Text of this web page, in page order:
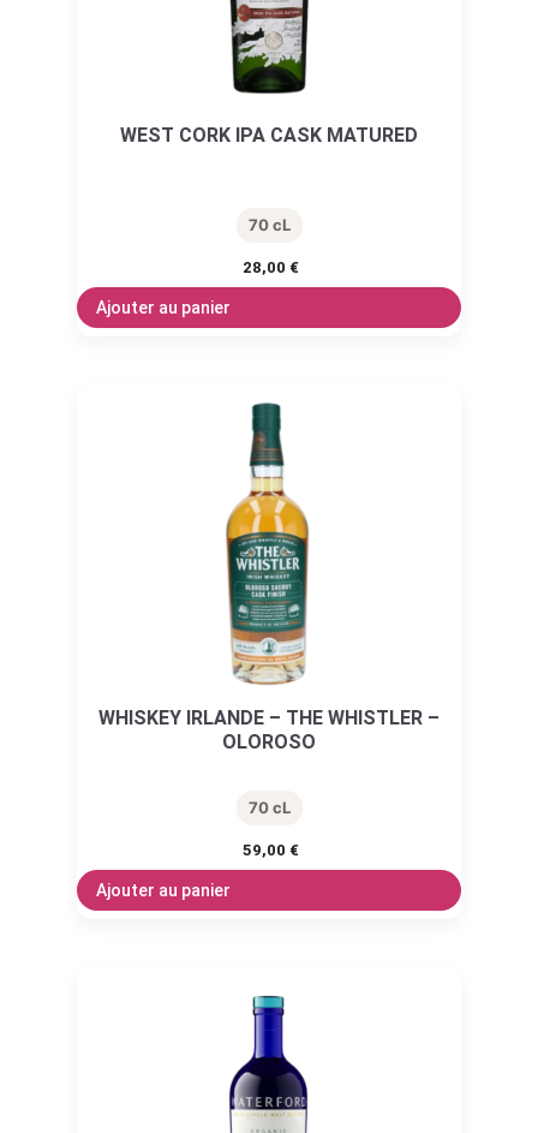
WEST CORK IPA CASK MATURED
70 cL
28,00 €
Ajouter au panier
WHISKEY IRLANDE – THE WHISTLER –
OLOROSO
70 cL
59,00 €
Ajouter au panier